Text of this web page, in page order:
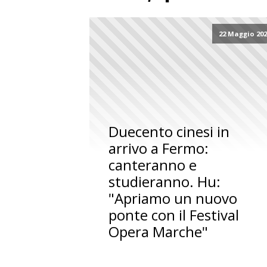
22 Maggio
Duecento cinesi in
arrivo a Fermo:
canteranno e
studieranno. Hu:
"Apriamo un nuovo
ponte con il Festival
Opera Marche"